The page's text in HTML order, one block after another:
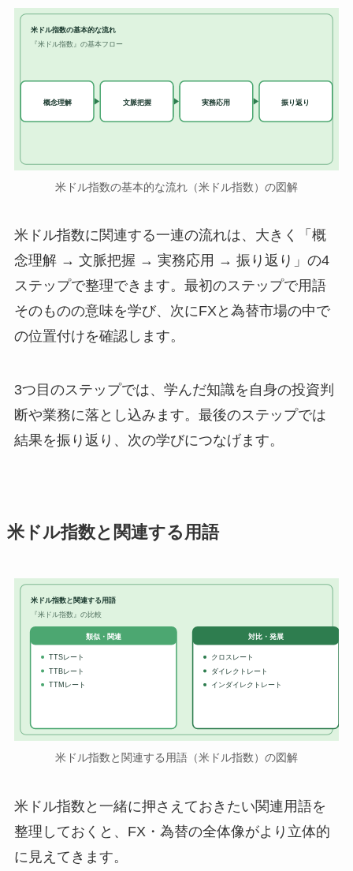
米ドル指数の基本的な流れ
『米ドル指数』の基本フロー
概念理解 文脈把握 実務応用 振り返り
米ドル指数の基本的な流れ（米ドル指数）の図解
米ドル指数に関連する一連の流れは、大きく「概
念理解 → 文脈把握 → 実務応用 → 振り返り」の4
ステップで整理できます。最初のステップで用語
そのものの意味を学び、次にFXと為替市場の中で
の位置付けを確認します。
3つ目のステップでは、学んだ知識を自身の投資判
断や業務に落とし込みます。最後のステップでは
結果を振り返り、次の学びにつなげます。
米ドル指数と関連する用語
米ドル指数と関連する用語
『米ドル指数』の比較
類似・関連
TTSレート
TTBレート
TTMレート
対比・発展
クロスレート
ダイレクトレート
インダイレクトレート
米ドル指数と関連する用語（米ドル指数）の図解
米ドル指数と一緒に押さえておきたい関連用語を
整理しておくと、FX・為替の全体像がより立体的
に見えてきます。